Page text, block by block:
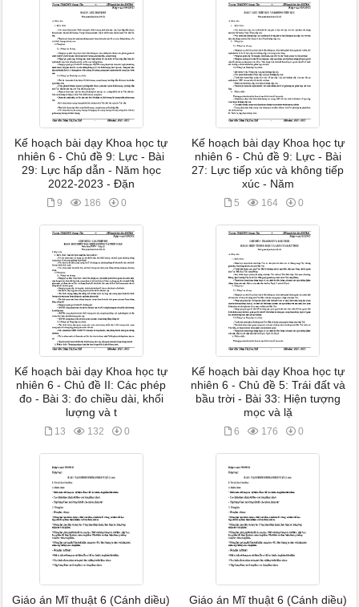
Kế hoạch bài dạy Khoa học tự
nhiên 6 - Chủ đề 9: Lực - Bài
29: Lực hấp dẫn - Năm học
2022-2023 - Đặn
9 186 0
Kế hoạch bài dạy Khoa học tự
nhiên 6 - Chủ đề 9: Lực - Bài
27: Lực tiếp xúc và không tiếp
xúc - Năm
5 164 0
Kế hoạch bài dạy Khoa học tự
nhiên 6 - Chủ đề II: Các phép
đo - Bài 3: đo chiều dài, khối
lượng và t
13 132 0
Kế hoạch bài dạy Khoa học tự
nhiên 6 - Chủ đề 5: Trái đất và
bầu trời - Bài 33: Hiện tượng
mọc và lặ
6 176 0
Giáo án Mĩ thuật 6 (Cánh diều)
Giáo án Mĩ thuật 6 (Cánh diều)